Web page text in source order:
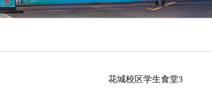
花城校区学生食堂3